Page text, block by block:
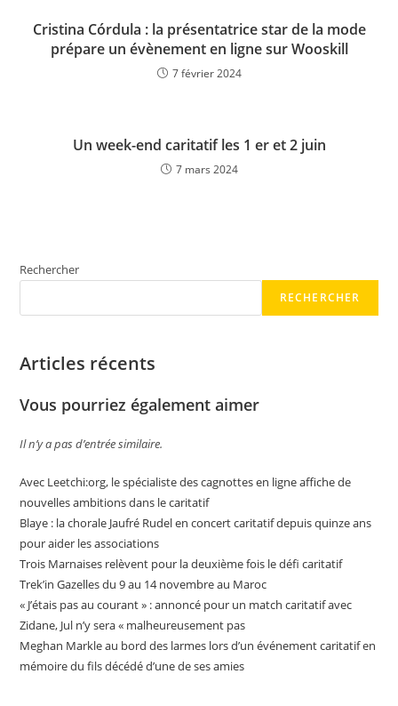
Cristina Córdula : la présentatrice star de la mode
prépare un évènement en ligne sur Wooskill
7 février 2024
Un week-end caritatif les 1 er et 2 juin
7 mars 2024
Rechercher
RECHERCHER
Articles récents
Vous pourriez également aimer
Il n’y a pas d’entrée similaire.
Avec Leetchi:org, le spécialiste des cagnottes en ligne affiche de
nouvelles ambitions dans le caritatif
Blaye : la chorale Jaufré Rudel en concert caritatif depuis quinze ans
pour aider les associations
Trois Marnaises relèvent pour la deuxième fois le défi caritatif
Trek’in Gazelles du 9 au 14 novembre au Maroc
« J’étais pas au courant » : annoncé pour un match caritatif avec
Zidane, Jul n’y sera « malheureusement pas
Meghan Markle au bord des larmes lors d’un événement caritatif en
mémoire du fils décédé d’une de ses amies